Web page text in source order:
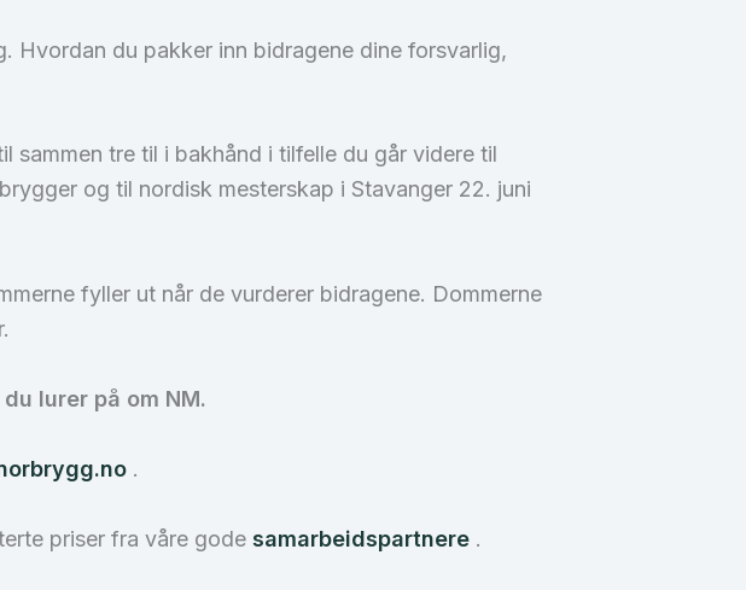
Hvordan du pakker inn bidragene dine forsvarlig,
sammen tre til i bakhånd i tilfelle du går videre til
og til nordisk mesterskap i Stavanger 22. juni
fyller ut når de vurderer bidragene. Dommerne
lurer på om NM.
.
priser fra våre godesamarbeidspartnere .